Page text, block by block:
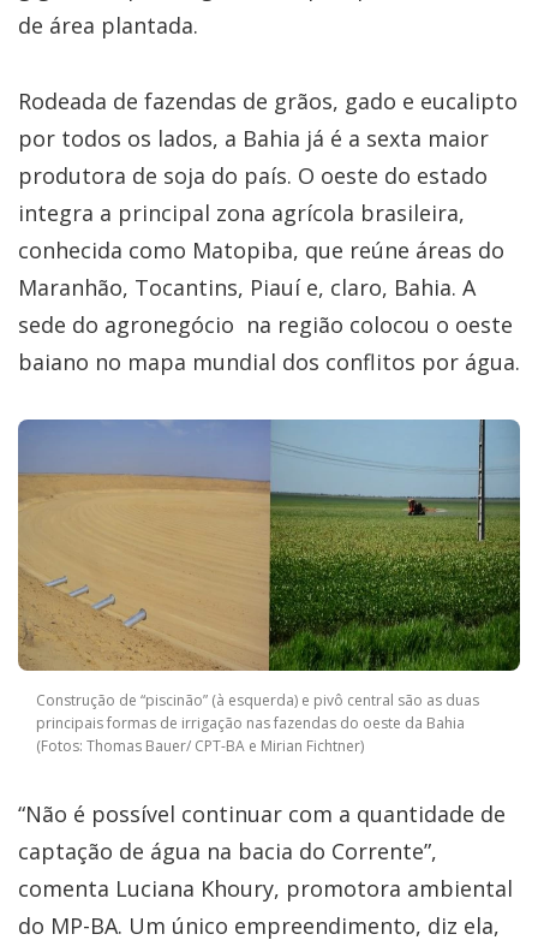
de área plantada.
Rodeada de fazendas de grãos, gado e eucalipto
por todos os lados, a Bahia já é a sexta maior
produtora de soja do país. O oeste do estado
integra a principal zona agrícola brasileira,
conhecida como Matopiba, que reúne áreas do
Maranhão, Tocantins, Piauí e, claro, Bahia. A
sede do agronegócio na região colocou o oeste
baiano no mapa mundial dos conflitos por água.
Construção de “piscinão” (à esquerda) e pivô central são as duas
principais formas de irrigação nas fazendas do oeste da Bahia
(Fotos: Thomas Bauer/ CPT-BA e Mirian Fichtner)
“Não é possível continuar com a quantidade de
captação de água na bacia do Corrente”,
comenta Luciana Khoury, promotora ambiental
do MP-BA. Um único empreendimento, diz ela,